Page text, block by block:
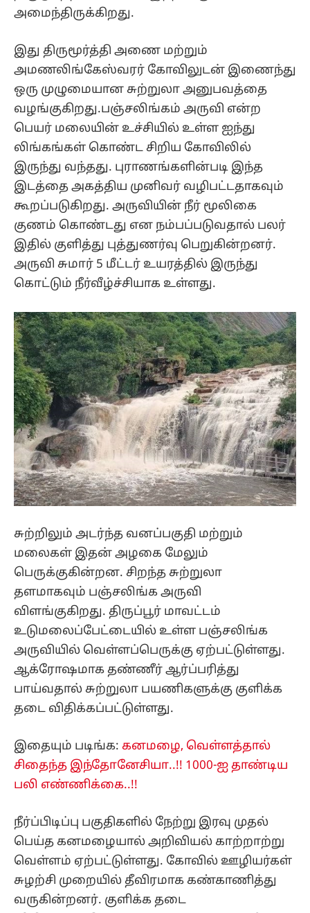
அமைந்திருக்கிறது.
இது திருமூர்த்தி அணை மற்றும்
அமணலிங்கேஸ்வரர் கோவிலுடன் இணைந்து
ஒரு முழுமையான சுற்றுலா அனுபவத்தை
வழங்குகிறது.பஞ்சலிங்கம் அருவி என்ற
பெயர் மலையின் உச்சியில் உள்ள ஐந்து
லிங்கங்கள் கொண்ட சிறிய கோவிலில்
இருந்து வந்தது. புராணங்களின்படி இந்த
இடத்தை அகத்திய முனிவர் வழிபட்டதாகவும்
கூறப்படுகிறது. அருவியின் நீர் மூலிகை
குணம் கொண்டது என நம்பப்படுவதால் பலர்
இதில் குளித்து புத்துணர்வு பெறுகின்றனர்.
அருவி சுமார் 5 மீட்டர் உயரத்தில் இருந்து
கொட்டும் நீர்வீழ்ச்சியாக உள்ளது.
சுற்றிலும் அடர்ந்த வனப்பகுதி மற்றும்
மலைகள் இதன் அழகை மேலும்
பெருக்குகின்றன. சிறந்த சுற்றுலா
தளமாகவும் பஞ்சலிங்க அருவி
விளங்குகிறது. திருப்பூர் மாவட்டம்
உடுமலைப்பேட்டையில் உள்ள பஞ்சலிங்க
அருவியில் வெள்ளப்பெருக்கு ஏற்பட்டுள்ளது.
ஆக்ரோஷமாக தண்ணீர் ஆர்ப்பரித்து
பாய்வதால் சுற்றுலா பயணிகளுக்கு குளிக்க
தடை விதிக்கப்பட்டுள்ளது.
இதையும் படிங்க: கனமழை, வெள்ளத்தால்
சிதைந்த இந்தோனேசியா..!! 1000-ஐ தாண்டிய
பலி எண்ணிக்கை..!!
நீர்ப்பிடிப்பு பகுதிகளில் நேற்று இரவு முதல்
பெய்த கனமழையால் அறிவியல் காற்றாற்று
வெள்ளம் ஏற்பட்டுள்ளது. கோவில் ஊழியர்கள்
சுழற்சி முறையில் தீவிரமாக கண்காணித்து
வருகின்றனர். குளிக்க தடை